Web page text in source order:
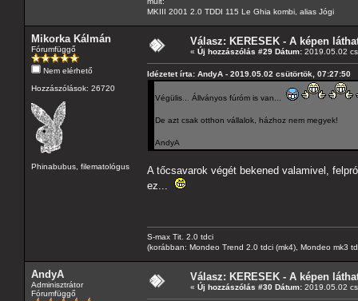
MKIII 2001 2.0 TDDI 115 Le Ghia kombi, alias Jógi
Mikorka Kálmán
Fórumfüggő
Nem elérhető
Hozzászólások: 26720
Phinabubus, filematológus
Válasz: KERESEK - A képen
« Új hozzászólás #29 Dátum: 2019.05.02
Idézetet írta: AndyA - 2019.05.02 csütörtök, 07:27:50
Végülis... Állványos fúróm is van...
De azt csak otthon vállalok, házhoz nem megyek!
AndyA
A tőcsavarok végét bekened valamivel,
ez...
S-max Tit. 2.0 tdci
(korábban: Mondeo Trend 2.0 tdci (mk4), Mondeo mk3
AndyA
Adminisztrátor
Fórumfüggő
Válasz: KERESEK - A képen
« Új hozzászólás #30 Dátum: 2019.05.02